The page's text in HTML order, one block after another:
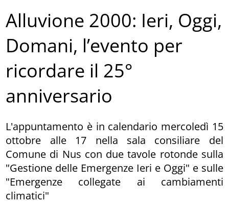
Alluvione 2000: Ieri, Oggi,
Domani, l’evento per
ricordare il 25°
anniversario
L'appuntamento è in calendario mercoledì 15
ottobre alle 17 nella sala consiliare del
Comune di Nus con due tavole rotonde sulla
"Gestione delle Emergenze Ieri e Oggi" e sulle
"Emergenze collegate ai cambiamenti
climatici"